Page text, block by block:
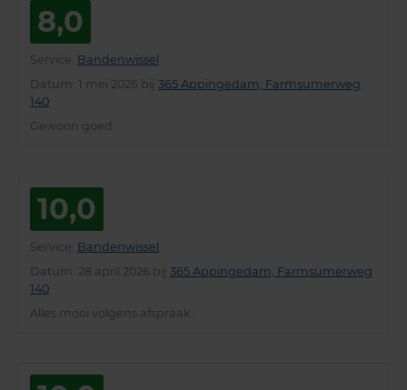
8,0
Service Bandenwissel
Datum : 1 mei 2026 bij 365 Appingedam, Farmsumerweg
140
Gewoon goed
10,0
Service Bandenwissel
Datum : 28 april 2026 bij 365 Appingedam, Farmsumerweg
140
Alles mooi volgens afspraak.